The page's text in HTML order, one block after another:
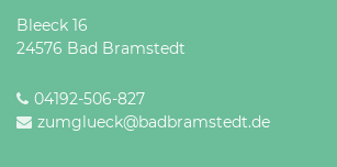
Bleeck 16
24576 Bad Bramstedt
04192-506-827
zumglueck@badbramstedt.de